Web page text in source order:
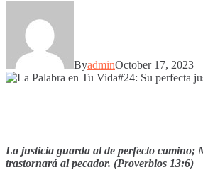
ByadminOctober 17, 2023
La justicia guarda al de perfecto camino;
trastornará al pecador. (Proverbios 13:6)